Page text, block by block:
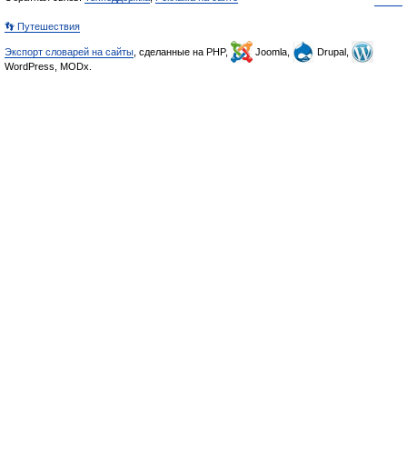
👣 Путешествия
Экспорт словарей на сайты , сделанные на PHP, Joomla,
Drupal,
WordPress, MODx.